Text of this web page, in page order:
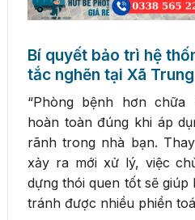
Bí quyết bảo trì hệ
tắc nghẽn tại Xã
“Phòng bệnh hơn
hoàn toàn đúng khi áp
rãnh trong nhà bạn.
xảy ra mới xử lý, việc
dựng thói quen tốt sẽ giúp
tránh được nhiều phiền